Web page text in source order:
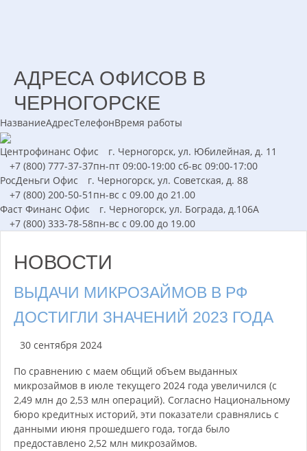
АДРЕСА ОФИСОВ В
ЧЕРНОГОРСКЕ
НазваниеАдресТелефонВремя работы
Центрофинанс Офис
г. Черногорск, ул. Юбилейная, д. 11
+7 (800) 777-37-37пн-пт 09:00-19:00 сб-вс 09:00-17:00
РосДеньги Офис
г. Черногорск, ул. Советская, д. 88
+7 (800) 200-50-51 пн-вс с 09.00 до 21.00
Фаст Финанс Офис
г. Черногорск, ул. Бограда, д.106А
+7 (800) 333-78-58пн-вс с 09.00 до 19.00
НОВОСТИ
ВЫДАЧИ МИКРОЗАЙМОВ В РФ
ДОСТИГЛИ ЗНАЧЕНИЙ 2023 ГОДА
30 сентября 2024
По сравнению с маем общий объем выданных
микрозаймов в июле текущего 2024 года увеличился (с
2,49 млн до 2,53 млн операций). Согласно Национальному
бюро кредитных историй, эти показатели сравнялись с
данными июня прошедшего года, тогда было
предоставлено 2,52 млн микрозаймов.